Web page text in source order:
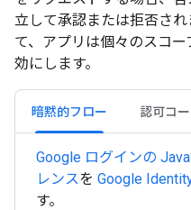
立して承認または拒否さ
て、アプリは個々のスコ
効にします。
暗黙的フロー 認可コ
Google ログインの
レンスを Google
す。